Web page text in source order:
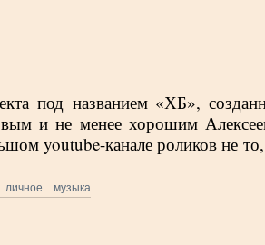
под названием «ХБ»,
и не менее хорошим
youtube-канале роликов не
личное музыка